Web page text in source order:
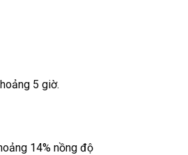
5 giờ.
14% nồng độ